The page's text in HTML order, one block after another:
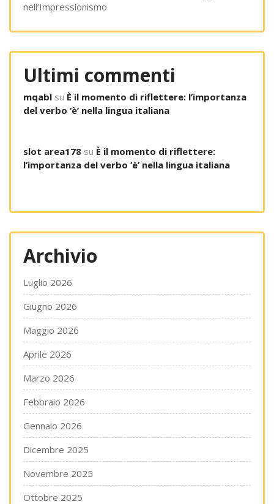
nell’Impressionismo
Ultimi commenti
mqabl su È il momento di riflettere: l’importanza
del verbo ‘è’ nella lingua italiana
slot area178 su È il momento di riflettere:
l’importanza del verbo ‘è’ nella lingua italiana
Archivio
Luglio 2026
Giugno 2026
Maggio 2026
Aprile 2026
Marzo 2026
Febbraio 2026
Gennaio 2026
Dicembre 2025
Novembre 2025
Ottobre 2025